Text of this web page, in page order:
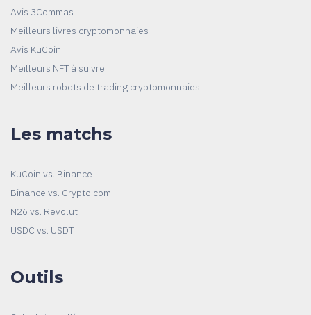
Avis 3Commas
Meilleurs livres cryptomonnaies
Avis KuCoin
Meilleurs NFT à suivre
Meilleurs robots de trading cryptomonnaies
Les matchs
KuCoin vs. Binance
Binance vs. Crypto.com
N26 vs. Revolut
USDC vs. USDT
Outils